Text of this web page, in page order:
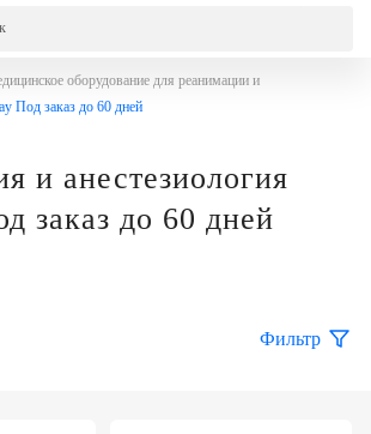
оборудование для реанимации и
Под заказ до 60 дней
и анестезиология
заказ до 60 дней
Фильтр